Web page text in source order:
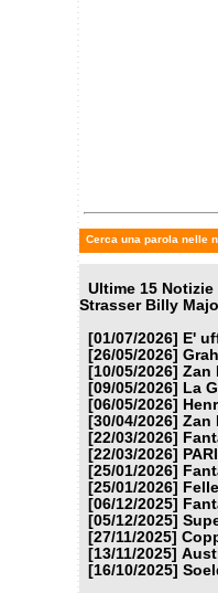
Cerca una parola nelle
Ultime 15
Strasser Billy
[01/07/2026]
E'
[26/05/2026]
[10/05/2026] Zan
[09/05/2026]
La
[06/05/2026]
[30/04/2026] Zan
[22/03/2026]
[22/03/2026]
[25/01/2026]
[25/01/2026]
[06/12/2025]
[05/12/2025]
[27/11/2025]
[13/11/2025]
[16/10/2025]